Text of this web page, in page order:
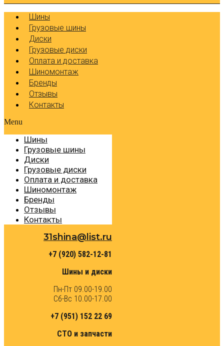
Шины
Грузовые шины
Диски
Грузовые диски
Оплата и доставка
Шиномонтаж
Бренды
Отзывы
Контакты
Menu
Шины
Грузовые шины
Диски
Грузовые диски
Оплата и доставка
Шиномонтаж
Бренды
Отзывы
Контакты
31shina@list.ru
+7 (920) 582-12-81
Шины и диски
Пн-Пт 09.00-19.00
Сб-Вс 10.00-17.00
+7 (951) 152 22 69
СТО и запчасти